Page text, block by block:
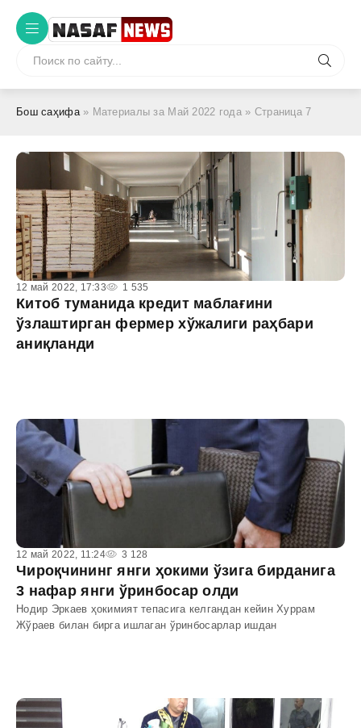
Бош саҳифа» Материалы за Май 2022 года » Страница 7
12 май 2022, 17:33 1 535
Китоб туманида кредит маблағини
ўзлаштирган фермер хўжалиги раҳбари
аниқланди
12 май 2022, 11:24 3 128
Чироқчининг янги ҳокими ўзига бирданига
3 нафар янги ўринбосар олди
Нодир Эркаев ҳокимият тепасига келгандан кейин Хуррам
Жўраев билан бирга ишлаган ўринбосарлар ишдан